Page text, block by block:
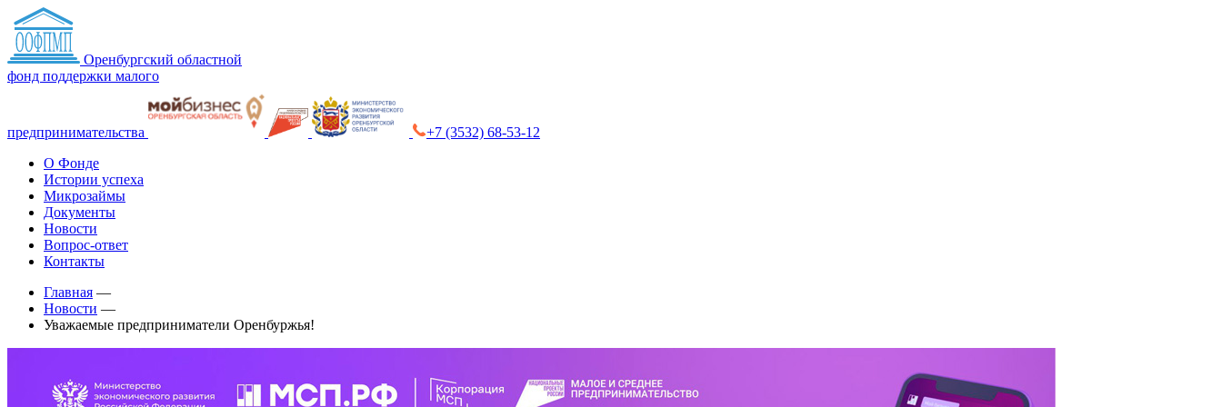
Оренбургский областной
фонд поддержки малого
предпринимательства
+7 (3532) 68-53-12
О Фонде
Истории успеха
Микрозаймы
Документы
Новости
Вопрос-ответ
Контакты
Главная —
Новости —
Уважаемые предприниматели Оренбуржья!